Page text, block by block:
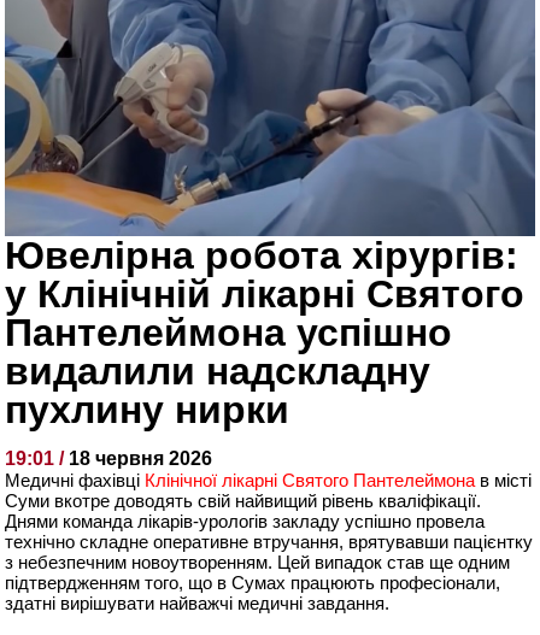
Ювелірна робота хірургів:
у Клінічній лікарні Святого
Пантелеймона успішно
видалили надскладну
пухлину нирки
19:01 / 18 червня 2026
Медичні фахівці Клінічної лікарні Святого Пантелеймонав місті
Суми вкотре доводять свій найвищий рівень кваліфікації.
Днями команда лікарів-урологів закладу успішно провела
технічно складне оперативне втручання, врятувавши пацієнтку
з небезпечним новоутворенням. Цей випадок став ще одним
підтвердженням того, що в Сумах працюють професіонали,
здатні вирішувати найважчі медичні завдання.